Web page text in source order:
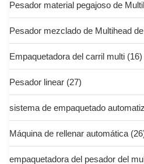
Pesador material pegajoso de
Pesador mezclado de Multihead
Empaquetadora del carril multi (16)
Pesador linear (27)
sistema de empaquetado
Máquina de rellenar automática
empaquetadora del pesador del